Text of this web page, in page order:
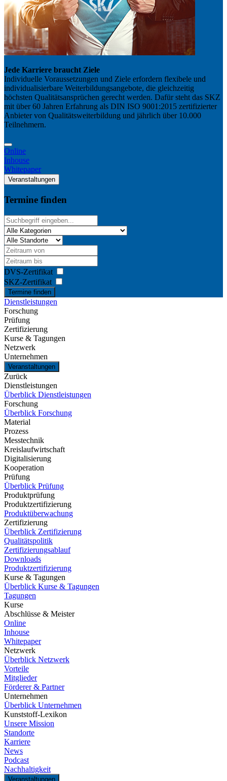
Jede Karriere braucht Ziele
Individuelle Voraussetzungen und Ziele erfordern flexibele und
individualisierbare Weiterbildungsangebote, die gleichzeitig
höchsten Qualitätsansprüchen gerecht werden. Dafür steht das SKZ
mit über 60 Jahren Erfahrung als DIN ISO 9001:2015 zertifizierter
Anbieter von Qualitätsweiterbildung und jährlich über 10.000
Teilnehmern.
Online
Inhouse
Whitepaper
Veranstaltungen
Termine finden
DVS-Zertifikat
SKZ-Zertifikat
Termine finden
Dienstleistungen
Forschung
Prüfung
Zertifizierung
Kurse & Tagungen
Netzwerk
Unternehmen
Veranstaltungen
Zurück
Dienstleistungen
Überblick Dienstleistungen
Forschung
Überblick Forschung
Material
Prozess
Messtechnik
Kreislaufwirtschaft
Digitalisierung
Kooperation
Prüfung
Überblick Prüfung
Produktprüfung
Produktzertifizierung
Produktüberwachung
Zertifizierung
Überblick Zertifizierung
Qualitätspolitik
Zertifizierungsablauf
Downloads
Produktzertifizierung
Kurse & Tagungen
Überblick Kurse & Tagungen
Tagungen
Kurse
Abschlüsse & Meister
Online
Inhouse
Whitepaper
Netzwerk
Überblick Netzwerk
Vorteile
Mitglieder
Förderer & Partner
Unternehmen
Überblick Unternehmen
Kunststoff-Lexikon
Unsere Mission
Standorte
Karriere
News
Podcast
Nachhaltigkeit
Veranstaltungen